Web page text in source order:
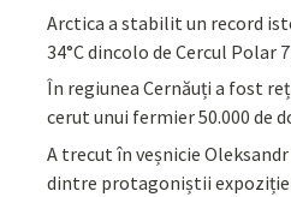
Arctica a stabilit un record
34°C dincolo de Cercul Polar
În regiunea Cernăuți a fost
cerut unui fermier 50.000 de
A trecut în veșnicie
dintre protagoniștii